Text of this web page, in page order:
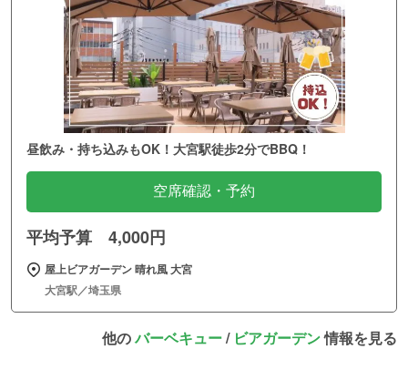
昼飲み・持ち込みもOK！大宮駅徒歩2分でBBQ！
空席確認・予約
平均予算 4,000円
屋上ビアガーデン 晴れ風 大宮
大宮駅／埼玉県
他のバーベキュー/ ビアガーデン情報を見る